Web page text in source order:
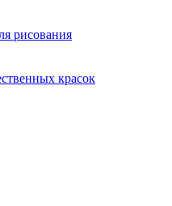
рисования
красок